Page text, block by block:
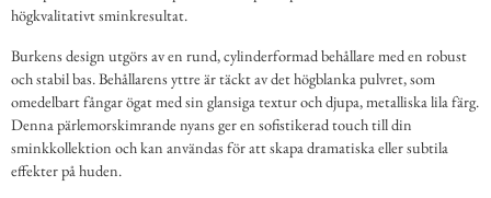
högkvalitativt sminkresultat.
Burkens design utgörs av en rund, cylinderformad behållare med en robust
och stabil bas. Behållarens yttre är täckt av det högblanka pulvret, som
omedelbart fångar ögat med sin glansiga textur och djupa, metalliska lila färg.
Denna pärlemorskimrande nyans ger en sofistikerad touch till din
sminkkollektion och kan användas för att skapa dramatiska eller subtila
effekter på huden.